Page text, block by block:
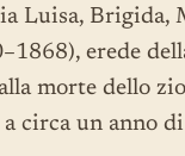
Luisa, Brigida,
erede
alla morte dello
circa un anno di